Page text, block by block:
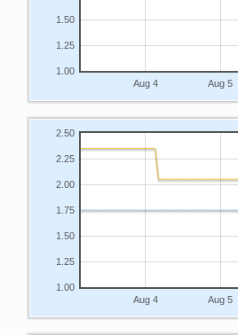
Aug 4 Aug 5
1.00
1.25
1.50
Aug 4 Aug 5
1.00
1.25
1.50
1.75
2.00
2.25
2.50